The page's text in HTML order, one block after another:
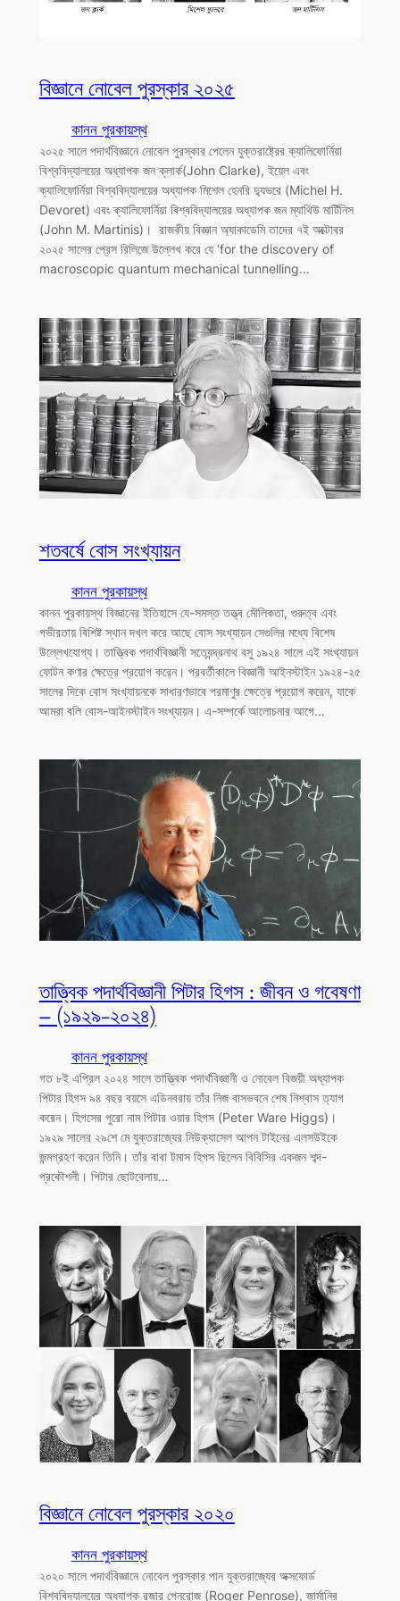
বিজ্ঞানে নোবেল পুরস্কার ২০২৫
কানন পুরকায়স্থ
২০২৫ সালে পদার্থবিজ্ঞানে নোবেল পুরস্কার পেলেন যুক্তরাষ্ট্রের ক্যালিফোর্নিয়া
বিশ্ববিদ্যালয়ের অধ্যাপক জন ক্লার্ক(John Clarke), ইয়েল এবং
ক্যালিফোর্নিয়া বিশ্ববিদ্যালয়ের অধ্যাপক মিশেল হেনরি দ্যুভরে (Michel H.
Devoret) এবং ক্যালিফোর্নিয়া বিশ্ববিদ্যালয়ের অধ্যাপক জন ম্যাথিউ মার্টিনিস
(John M. Martinis)। রাজকীয় বিজ্ঞান অ্যাকাডেমি তাদের ৭ই অক্টোবর
২০২৫ সালের প্রেস রিলিজে উল্লেখ করে যে ‘for the discovery of
macroscopic quantum mechanical tunnelling…
শতবর্ষে বোস সংখ্যায়ন
কানন পুরকায়স্থ
কানন পুরকায়স্থ বিজ্ঞানের ইতিহাসে যে-সমস্ত তত্ত্ব মৌলিকতা, গুরুত্ব এবং
গভীরতায় বিশিষ্ট স্থান দখল করে আছে বোস সংখ্যায়ন সেগুলির মধ্যে বিশেষ
উল্লেখযোগ্য। তাত্ত্বিক পদার্থবিজ্ঞানী সত্যেন্দ্রনাথ বসু ১৯২৪ সালে এই সংখ্যায়ন
ফোটন কণার ক্ষেত্রে প্রয়োগ করেন। পরবর্তীকালে বিজ্ঞানী আইনস্টাইন ১৯২৪-২৫
সালের দিকে বোস সংখ্যায়নকে সাধারণভাবে পরমাণুর ক্ষেত্রে প্রয়োগ করেন, যাকে
আমরা বলি বোস-আইনস্টাইন সংখ্যায়ন। এ-সম্পর্কে আলোচনার আগে…
তাত্ত্বিক পদার্থবিজ্ঞানী পিটার হিগস : জীবন ও গবেষণা
– (১৯২৯-২০২৪)
কানন পুরকায়স্থ
গত ৮ই এপ্রিল ২০২৪ সালে তাত্ত্বিক পদার্থবিজ্ঞানী ও নোবেল বিজয়ী অধ্যাপক
পিটার হিগস ৯৪ বছর বয়সে এডিনবরায় তাঁর নিজ বাসভবনে শেষ নিশ্বাস ত্যাগ
করেন। হিগসের পুরো নাম পিটার ওয়ার হিগস (Peter Ware Higgs)।
১৯২৯ সালের ২৯শে মে যুক্তরাজ্যের নিউক্যাসেল আপন টাইনের এলসউইকে
জন্মগ্রহণ করেন তিনি। তাঁর বাবা টমাস হিগস ছিলেন বিবিসির একজন শব্দ-
প্রকৌশলী। পিটার ছোটবেলায়…
বিজ্ঞানে নোবেল পুরস্কার ২০২০
কানন পুরকায়স্থ
২০২০ সালে পদার্থবিজ্ঞানে নোবেল পুরস্কার পান যুক্তরাজ্যের অক্সফোর্ড
বিশ্ববিদ্যালয়ের অধ্যাপক রজার পেনরোজ (Roger Penrose), জার্মানির